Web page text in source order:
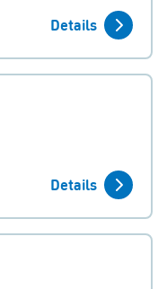
Details
Details